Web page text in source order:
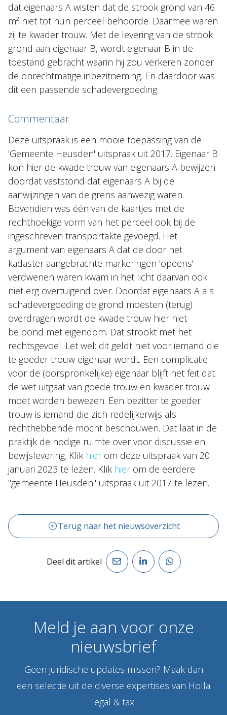
dat eigenaars A wisten dat de strook grond van 46
m² niet tot hun perceel behoorde. Daarmee waren
zij te kwader trouw. Met de levering van de strook
grond aan eigenaar B, wordt eigenaar B in de
toestand gebracht waarin hij zou verkeren zonder
de onrechtmatige inbezitneming. En daardoor was
dit een passende schadevergoeding.
Commentaar
Deze uitspraak is een mooie toepassing van de
'Gemeente Heusden' uitspraak uit 2017. Eigenaar B
kon hier de kwade trouw van eigenaars A bewijzen
doordat vaststond dat eigenaars A bij de
aanwijzingen van de grens aanwezig waren.
Bovendien was één van de kaartjes met de
rechthoekige vorm van het perceel ook bij de
ingeschreven transportakte gevoegd. Het
argument van eigenaars A dat de door het
kadaster aangebrachte markeringen 'opeens'
verdwenen waren kwam in het licht daarvan ook
niet erg overtuigend over. Doordat eigenaars A als
schadevergoeding de grond moesten (terug)
overdragen wordt de kwade trouw hier niet
beloond met eigendom. Dat strookt met het
rechtsgevoel. Let wel: dit geldt niet voor iemand die
te goeder trouw eigenaar wordt. Een complicatie
voor de (oorspronkelijke) eigenaar blijft het feit dat
de wet uitgaat van goede trouw en kwader trouw
moet worden bewezen. Een bezitter te goeder
trouw is iemand die zich redelijkerwijs als
rechthebbende mocht beschouwen. Dat laat in de
praktijk de nodige ruimte over voor discussie en
bewijslevering. Klik hierom deze uitspraak van 20
januari 2023 te lezen. Klik hierom de eerdere
"gemeente Heusden" uitspraak uit 2017 te lezen.
Terug naar het nieuwsoverzicht
Deel dit artikel
Meld je aan voor onze
nieuwsbrief
Geen juridische updates missen? Maak dan
een selectie uit de diverse expertises van Holla
legal & tax.